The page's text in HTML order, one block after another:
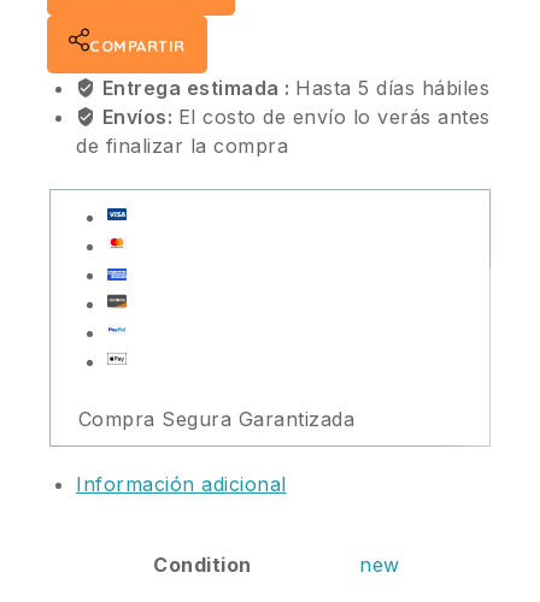
COMPARTIR
Entrega estimada : Hasta 5 días hábiles
Envíos: El costo de envío lo verás antes
de finalizar la compra
Compra Segura Garantizada
Información adicional
Condition new